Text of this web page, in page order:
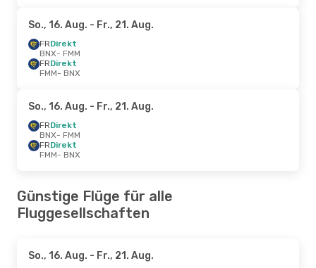
So., 16. Aug. - Fr., 21. Aug.
FRDirekt
BNX- FMM
FRDirekt
FMM- BNX
So., 16. Aug. - Fr., 21. Aug.
FRDirekt
BNX- FMM
FRDirekt
FMM- BNX
Günstige Flüge für alle
Fluggesellschaften
So., 16. Aug. - Fr., 21. Aug.